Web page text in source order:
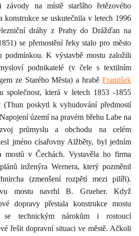
závody na místě staršího řetězového
konstrukce se uskutečnila v letech 1996
dráhy z Prahy do Drážďan na
se přemostění řeky stalo pro město
podmínkou. K výstavbě mostu založili
podnikatelé (v čele s textilním
ze Starého Města) a hrabě František
společnost, která v letech 1853 -1855
(Thun poskytl k vyhudování předmostí
území na pravém břehu Labe na
průmyslu a obchodu na celém
jméno císařovny Alžběty, byl jedním
mostů v Čechách. Vystavěla ho firma
inženýra Wernera, který pozměnil
(zmenšení rozpětí mezi pilíři).
mostu navrhl B. Grueher.
Když
dopravy přestala konstrukce mostu
se technickým nárokům i rostoucí
řešit dopravní situaci ve městě. Ačkoli